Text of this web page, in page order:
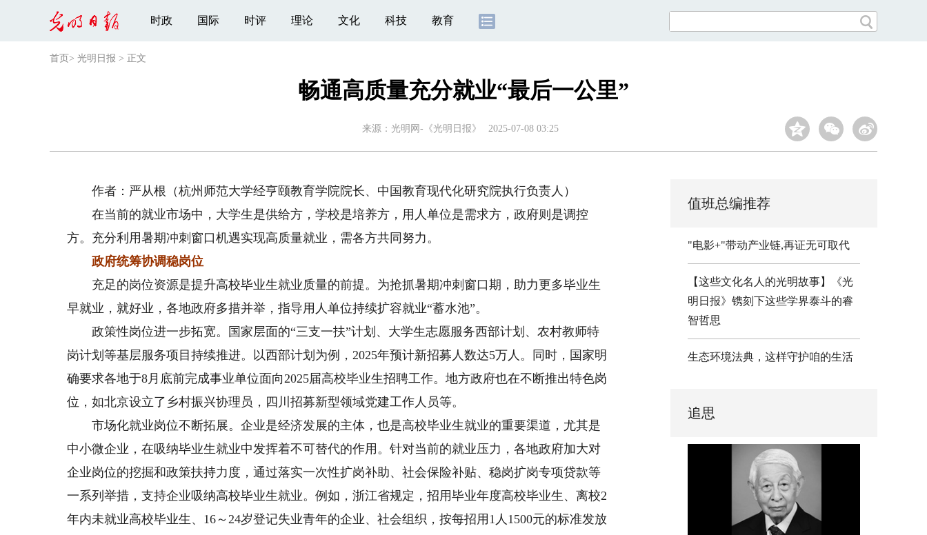
时政 国际 时评 理论 文化 科技 教育
首页 > 光明日报 > 正文
畅通高质量充分就业“最后一公里”
来源： 光明网-《光明日报》 2025-07-08 03:25
作者：严从根（杭州师范大学经亨颐教育学院院长、中国教育现代化研究院执行负责人）
在当前的就业市场中，大学生是供给方，学校是培养方，用人单位是需求方，政府则是调控
方。充分利用暑期冲刺窗口机遇实现高质量就业，需各方共同努力。
政府统筹协调稳岗位
充足的岗位资源是提升高校毕业生就业质量的前提。为抢抓暑期冲刺窗口期，助力更多毕业生
早就业，就好业，各地政府多措并举，指导用人单位持续扩容就业“蓄水池”。
政策性岗位进一步拓宽。国家层面的“三支一扶”计划、大学生志愿服务西部计划、农村教师特
岗计划等基层服务项目持续推进。以西部计划为例，2025年预计新招募人数达5万人。同时，国家明
确要求各地于8月底前完成事业单位面向2025届高校毕业生招聘工作。地方政府也在不断推出特色岗
位，如北京设立了乡村振兴协理员，四川招募新型领域党建工作人员等。
市场化就业岗位不断拓展。企业是经济发展的主体，也是高校毕业生就业的重要渠道，尤其是
中小微企业，在吸纳毕业生就业中发挥着不可替代的作用。针对当前的就业压力，各地政府加大对
企业岗位的挖掘和政策扶持力度，通过落实一次性扩岗补助、社会保险补贴、稳岗扩岗专项贷款等
一系列举措，支持企业吸纳高校毕业生就业。例如，浙江省规定，招用毕业年度高校毕业生、离校2
年内未就业高校毕业生、16～24岁登记失业青年的企业、社会组织，按每招用1人1500元的标准发放
值班总编推荐
"电影+"带动产业链,再证无可取代
【这些文化名人的光明故事】《光
明日报》镌刻下这些学界泰斗的睿
智哲思
生态环境法典，这样守护咱的生活
追思